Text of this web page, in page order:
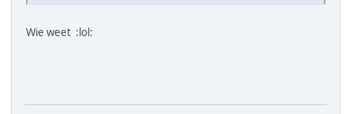
Wie weet :lol: